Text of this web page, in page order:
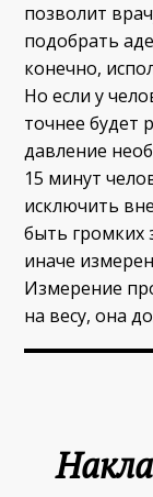
позволит
подобрать
конечно,
Но если у
точнее будет
давление
15 минут
исключить
быть громких
иначе
Измерение
на весу, она